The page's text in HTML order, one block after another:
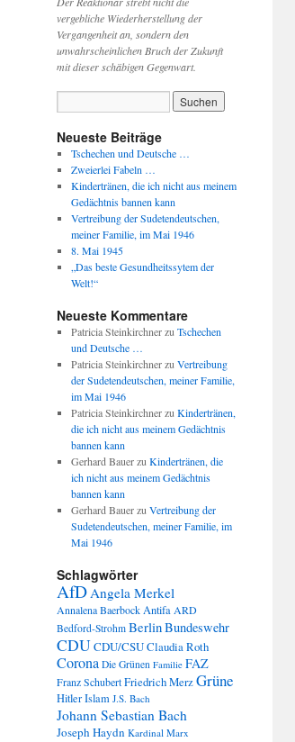
vergebliche Wiederherstellung der
Vergangenheit an, sondern den
unwahrscheinlichen Bruch der Zukunft
mit dieser schäbigen Gegenwart.
Neueste Beiträge
Tschechen und Deutsche …
Zweierlei Fabeln …
Kindertränen, die ich nicht aus meinem
Gedächtnis bannen kann
Vertreibung der Sudetendeutschen,
meiner Familie, im Mai 1946
8. Mai 1945
„Das beste Gesundheitssytem der
Welt!“
Neueste Kommentare
Patricia Steinkirchnerzu Tschechen
und Deutsche …
Patricia Steinkirchnerzu Vertreibung
der Sudetendeutschen, meiner Familie,
im Mai 1946
Patricia Steinkirchnerzu Kindertränen,
die ich nicht aus meinem Gedächtnis
bannen kann
Gerhard Bauerzu Kindertränen, die
ich nicht aus meinem Gedächtnis
bannen kann
Gerhard Bauerzu Vertreibung der
Sudetendeutschen, meiner Familie, im
Mai 1946
Schlagwörter
AfDAngela Merkel
Annalena BaerbockAntifa ARD
Bedford-Strohm BerlinBundeswehr
CDUCDU/CSUClaudia Roth
Corona Die Grünen Familie FAZ
Franz SchubertFriedrich MerzGrüne
HitlerIslam J.S. Bach
Johann Sebastian Bach
Joseph Haydn Kardinal Marx